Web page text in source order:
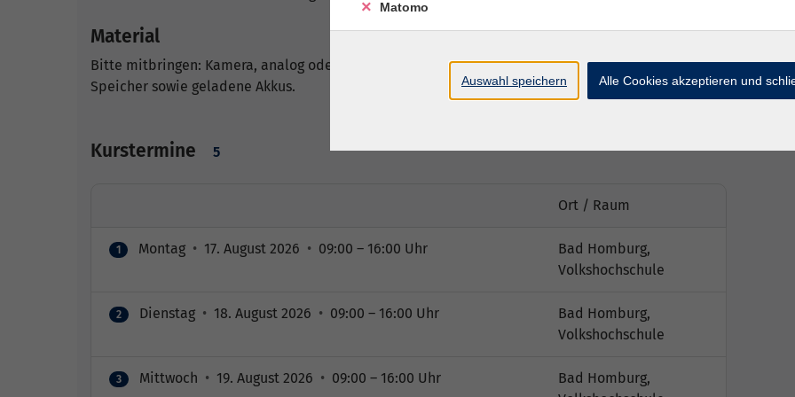
Material
Bitte mitbringen: Kamera, analog oder digital, mit ausreichend
Speicher sowie geladene Akkus.
Kurstermine 5
Ort / Raum
1 Montag • 17. August 2026 • 09:00 – 16:00 Uhr
Bad Homburg,
Volkshochschule
2 Dienstag • 18. August 2026 • 09:00 – 16:00 Uhr
Bad Homburg,
Volkshochschule
3 Mittwoch • 19. August 2026 • 09:00 – 16:00 Uhr
Bad Homburg,
Matomo
Auswahl speichern Alle Cookies akzeptieren und